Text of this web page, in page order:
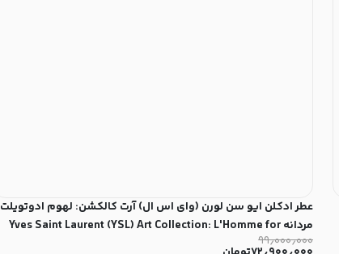
عطر ادکلن ایو سن لورن (وای اس ال) آرت کالکشن: لهوم ادوتویلت
مردانه Yves Saint Laurent (YSL) Art Collection: L'Homme for
Men EDT
۹۹٫۰۰۰٫۰۰۰